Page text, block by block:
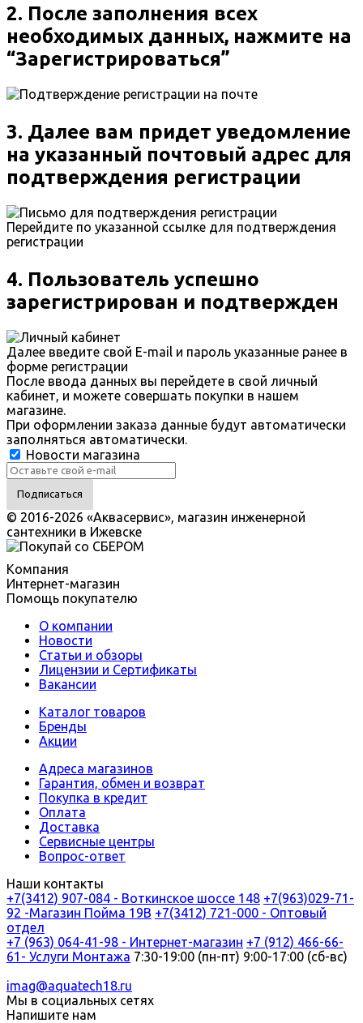
2. После заполнения всех
необходимых данных, нажмите на
“Зарегистрироваться”
3. Далее вам придет уведомление
на указанный почтовый адрес для
подтверждения регистрации
Перейдите по указанной ссылке для подтверждения
регистрации
4. Пользователь успешно
зарегистрирован и подтвержден
Далее введите свой E-mail и пароль указанные ранее в
форме регистрации
После ввода данных вы перейдете в свой личный
кабинет, и можете совершать покупки в нашем
магазине.
При оформлении заказа данные будут автоматически
заполняться автоматически.
Новости магазина
© 2016-2026 «Аквасервис», магазин инженерной
сантехники в Ижевске
Компания
Интернет-магазин
Помощь покупателю
О компании
Новости
Статьи и обзоры
Лицензии и Сертификаты
Вакансии
Каталог товаров
Бренды
Акции
Адреса магазинов
Гарантия, обмен и возврат
Покупка в кредит
Оплата
Доставка
Сервисные центры
Вопрос-ответ
Наши контакты
+7(3412) 907-084 - Воткинское шоссе 148 +7(963)029-71-
92 -Магазин Пойма 19В +7(3412) 721-000 - Оптовый
отдел
+7 (963) 064-41-98 - Интернет-магазин +7 (912) 466-66-
61- Услуги Монтажа 7:30-19:00 (пн-пт) 9:00-17:00 (сб-вс)
imag@aquatech18.ru
Мы в социальных сетях
Напишите нам